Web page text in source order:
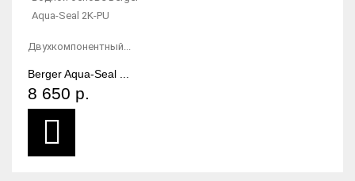
Двухкомпонентный...
Berger Aqua-Seal ...
8 650 р.